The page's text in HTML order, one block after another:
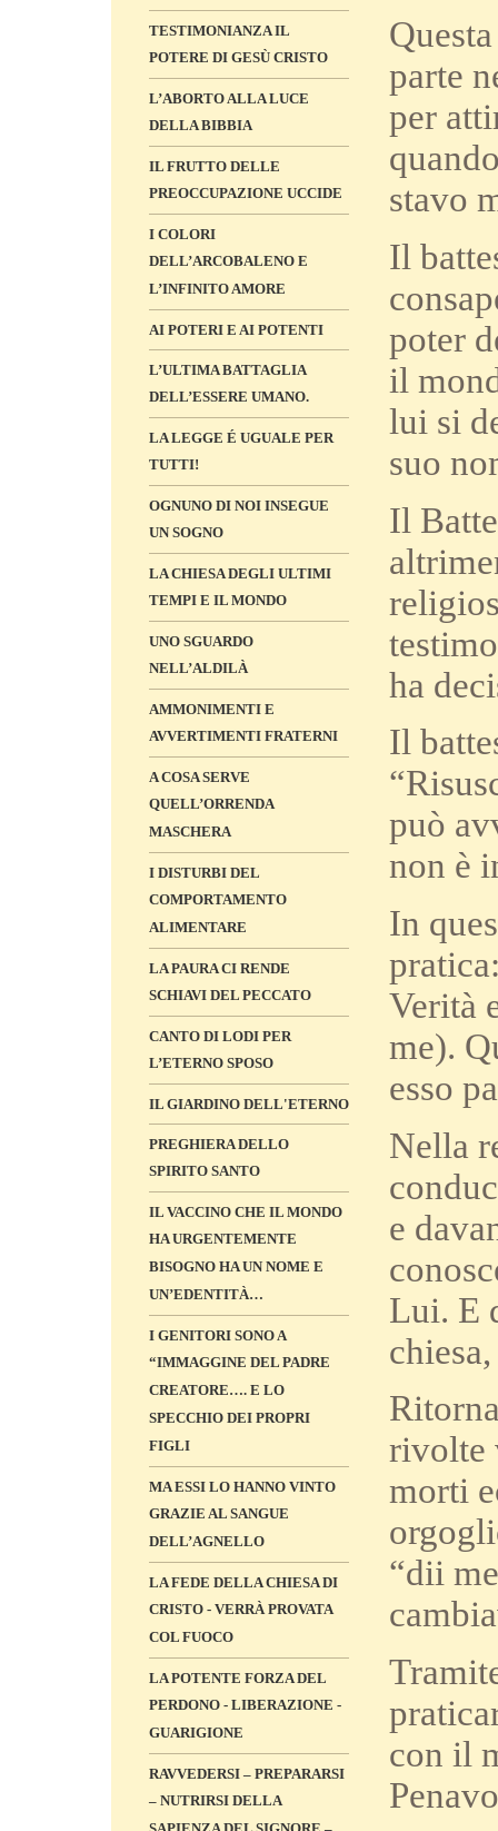
TESTIMONIANZA IL
POTERE DI GESÙ CRISTO
L’ABORTO ALLA LUCE
DELLA BIBBIA
IL FRUTTO DELLE
PREOCCUPAZIONE UCCIDE
I COLORI
DELL’ARCOBALENO E
L’INFINITO AMORE
AI POTERI E AI POTENTI
L’ULTIMA BATTAGLIA
DELL’ESSERE UMANO.
LA LEGGE É UGUALE PER
TUTTI!
OGNUNO DI NOI INSEGUE
UN SOGNO
LA CHIESA DEGLI ULTIMI
TEMPI E IL MONDO
UNO SGUARDO
NELL’ALDILÀ
AMMONIMENTI E
AVVERTIMENTI FRATERNI
A COSA SERVE
QUELL’ORRENDA
MASCHERA
I DISTURBI DEL
COMPORTAMENTO
ALIMENTARE
LA PAURA CI RENDE
SCHIAVI DEL PECCATO
CANTO DI LODI PER
L’ETERNO SPOSO
IL GIARDINO DELL'ETERNO
PREGHIERA DELLO
SPIRITO SANTO
IL VACCINO CHE IL MONDO
HA URGENTEMENTE
BISOGNO HA UN NOME E
UN’EDENTITÀ…
I GENITORI SONO A
“IMMAGGINE DEL PADRE
CREATORE…. E LO
SPECCHIO DEI PROPRI
FIGLI
MA ESSI LO HANNO VINTO
GRAZIE AL SANGUE
DELL’AGNELLO
LA FEDE DELLA CHIESA DI
CRISTO - VERRÀ PROVATA
COL FUOCO
LA POTENTE FORZA DEL
PERDONO - LIBERAZIONE -
GUARIGIONE
RAVVEDERSI – PREPARARSI
– NUTRIRSI DELLA
parte
per
stavo
Il
poter
il
lui si
suo
Il
ha
Il
può
non è
In
Verità
me).
esso
Nella
e
Lui. E
rivolte
morti
“dii
con il